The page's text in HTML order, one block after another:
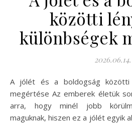
közötti
különbségek
2026.06.14.
A jólét és a boldogság közötti lényeges különbségek
megértése Az emberek életük
arra, hogy minél jobb
maguknak, hiszen ez a jólét egyik